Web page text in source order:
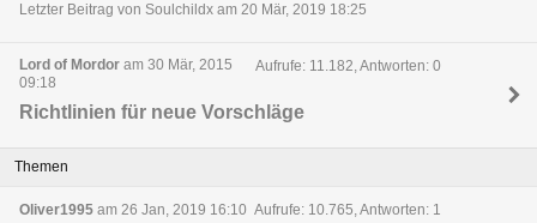
Letzter Beitrag von Soulchildx am 20 Mär, 2019 18:25
Lord of Mordor am 30 Mär, 2015
09:18
Aufrufe: 11.182, Antworten: 0
Richtlinien für neue Vorschläge
Themen
Oliver1995 am 26 Jan, 2019 16:10 Aufrufe: 10.765, Antworten: 1